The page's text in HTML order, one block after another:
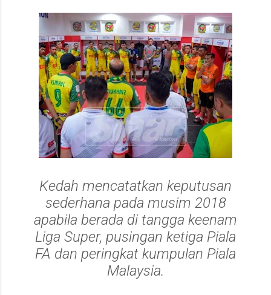
Kedah mencatatkan keputusan
sederhana pada musim 2018
apabila berada di tangga keenam
Liga Super, pusingan ketiga Piala
FA dan peringkat kumpulan Piala
Malaysia.